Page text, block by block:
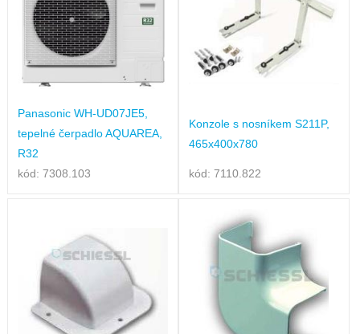
Panasonic WH-UD07JE5,
tepelné čerpadlo AQUAREA,
R32
kód: 7308.103
Konzole s nosníkem S211P,
465x400x780
kód: 7110.822